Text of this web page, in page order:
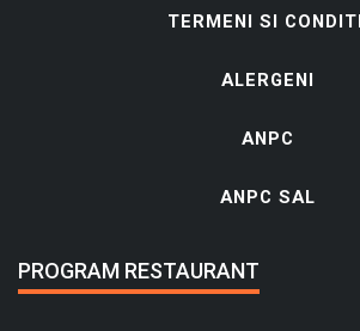
TERMENI SI CONDITII
ALERGENI
ANPC
ANPC SAL
PROGRAM RESTAURANT